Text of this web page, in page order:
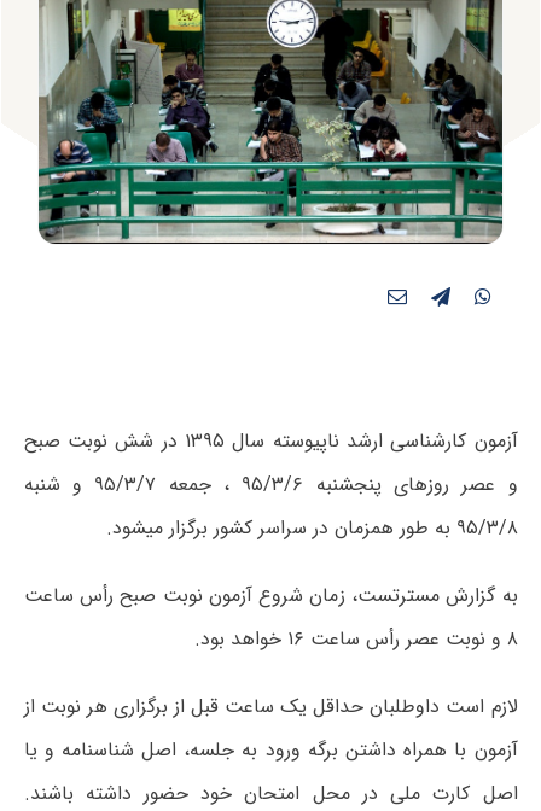
آزمون کارشناسی ارشد ناپیوسته سال ۱۳۹۵ در شش نوبت صبح
و عصر روز‌های پنجشنبه ۹۵/۳/۶ ، جمعه ۹۵/۳/۷ و شنبه
۹۵/۳/۸ به طور همزمان در سراسر کشور برگزار میشود.
به گزارش مسترتست، زمان شروع آزمون نوبت صبح رأس ساعت
۸ و نوبت عصر رأس ساعت ۱۶ خواهد بود.
لازم است داوطلبان حداقل یک ساعت قبل از برگزاری هر نوبت از
آزمون با همراه داشتن برگه ورود به جلسه، اصل شناسنامه و یا
اصل کارت ملی در محل‌ امتحان خود حضور داشته باشند.